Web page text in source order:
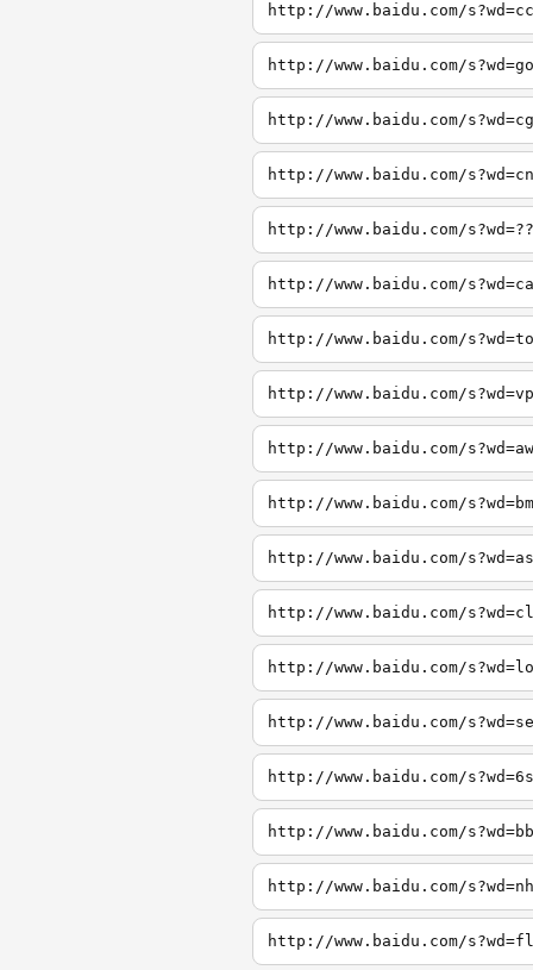
http://www.baidu.com/
http://www.baidu.com/
http://www.baidu.com/
http://www.baidu.com/
http://www.baidu.com/
http://www.baidu.com/
http://www.baidu.com/
http://www.baidu.com/
http://www.baidu.com/
http://www.baidu.com/
http://www.baidu.com/
http://www.baidu.com/
http://www.baidu.com/
http://www.baidu.com/
http://www.baidu.com/
http://www.baidu.com/
http://www.baidu.com/
http://www.baidu.com/